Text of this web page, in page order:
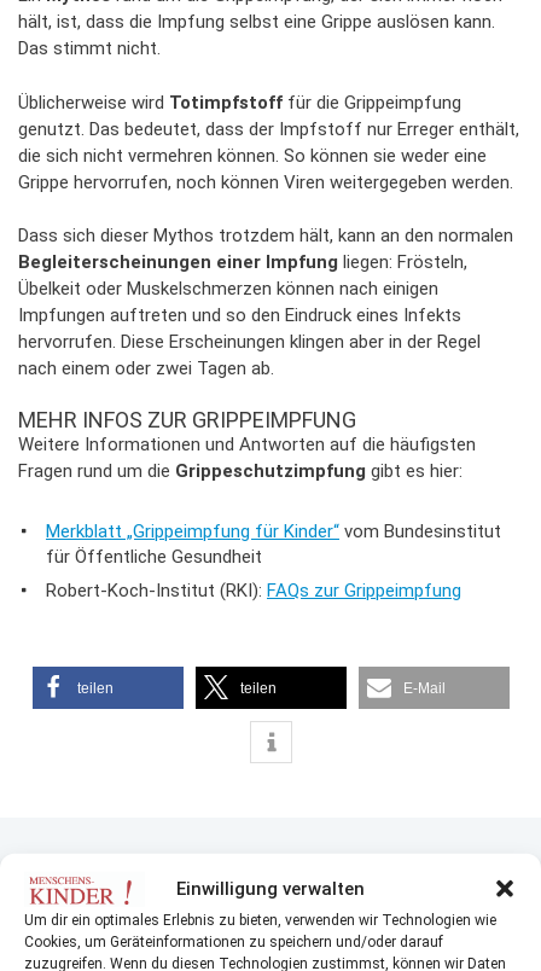
Einwilligung verwalten
Um dir ein optimales Erlebnis zu bieten, verwenden wir Technologien wie
Cookies, um Geräteinformationen zu speichern und/oder darauf
zuzugreifen. Wenn du diesen Technologien zustimmst, können wir Daten
hält, ist, dass die Impfung selbst eine Grippe auslösen kann.
Das stimmt nicht.
Üblicherweise wird Totimpfstoff für die Grippeimpfung
genutzt. Das bedeutet, dass der Impfstoff nur Erreger enthält,
die sich nicht vermehren können. So können sie weder eine
Grippe hervorrufen, noch können Viren weitergegeben werden.
Dass sich dieser Mythos trotzdem hält, kann an den normalen
Begleiterscheinungen einer Impfung liegen: Frösteln,
Übelkeit oder Muskelschmerzen können nach einigen
Impfungen auftreten und so den Eindruck eines Infekts
hervorrufen. Diese Erscheinungen klingen aber in der Regel
nach einem oder zwei Tagen ab.
MEHR INFOS ZUR GRIPPEIMPFUNG
Weitere Informationen und Antworten auf die häufigsten
Fragen rund um die Grippeschutzimpfung gibt es hier:
Merkblatt „Grippeimpfung für Kinder“ vom Bundesinstitut
für Öffentliche Gesundheit
Robert-Koch-Institut (RKI): FAQs zur Grippeimpfung
teilen teilen E-Mail
DAS KÖNNTE SIE AUCH INTERESSIEREN